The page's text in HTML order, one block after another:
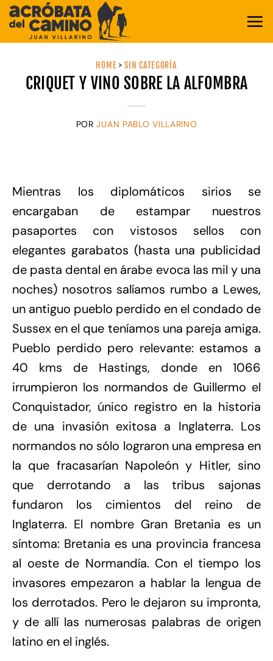
Saltar
contenido
HOME >SIN CATEGORÍA
CRIQUET Y VINO SOBRE LA ALFOMBRA
PORJUAN PABLO VILLARINO
Mientras los diplomáticos sirios se
encargaban de estampar nuestros
pasaportes con vistosos sellos con
elegantes garabatos (hasta una publicidad
de pasta dental en árabe evoca las mil y una
noches) nosotros salíamos rumbo a Lewes,
un antiguo pueblo perdido en el condado de
Sussex en el que teníamos una pareja amiga.
Pueblo perdido pero relevante: estamos a
40 kms de Hastings, donde en 1066
irrumpieron los normandos de Guillermo el
Conquistador, único registro en la historia
de una invasión exitosa a Inglaterra. Los
normandos no sólo lograron una empresa en
la que fracasarían Napoleón y Hitler, sino
que derrotando a las tribus sajonas
fundaron los cimientos del reino de
Inglaterra. El nombre Gran Bretania es un
síntoma: Bretania es una provincia francesa
al oeste de Normandía. Con el tiempo los
invasores empezaron a hablar la lengua de
los derrotados. Pero le dejaron su impronta,
y de allí las numerosas palabras de origen
latino en el inglés.